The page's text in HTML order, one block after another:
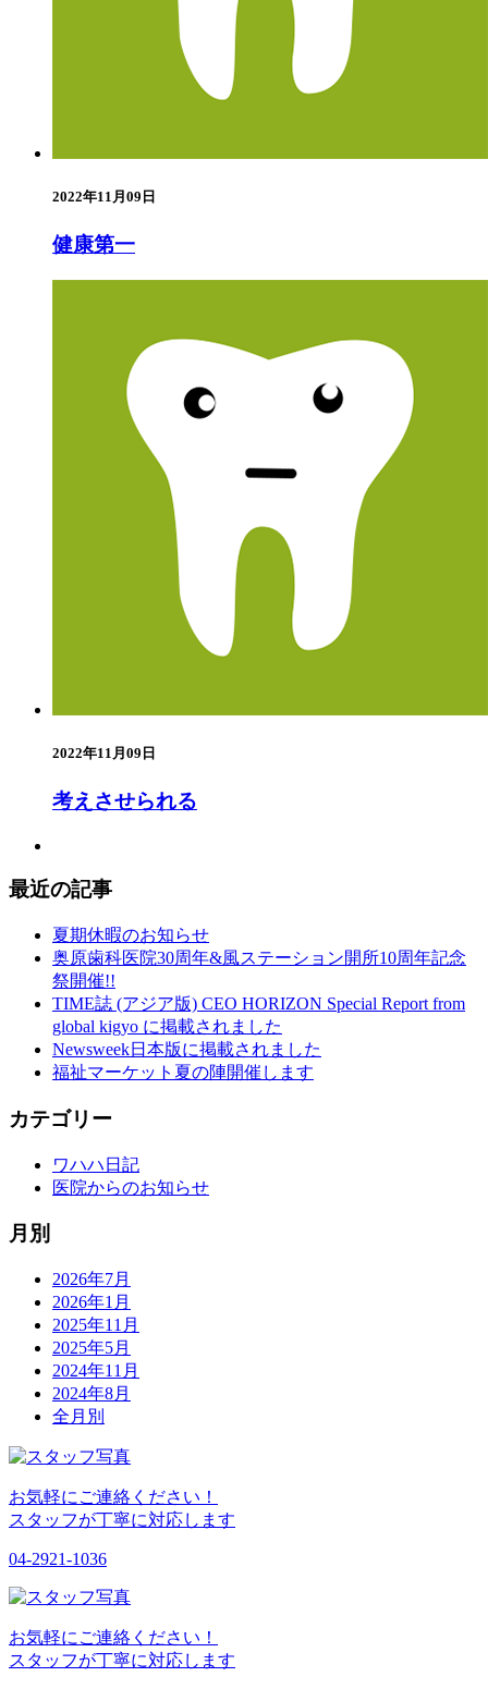
2022年11月09日
健康第一
2022年11月09日
考えさせられる
最近の記事
夏期休暇のお知らせ
奥原歯科医院30周年&風ステーション開所10周年記念
祭開催!!
TIME誌 (アジア版) CEO HORIZON Special Report from
global kigyo に掲載されました
Newsweek日本版に掲載されました
福祉マーケット夏の陣開催します
カテゴリー
ワハハ日記
医院からのお知らせ
月別
2026年7月
2026年1月
2025年11月
2025年5月
2024年11月
2024年8月
全月別
お気軽にご連絡ください！
スタッフが丁寧に対応します
04-2921-1036
お気軽にご連絡ください！
スタッフが丁寧に対応します